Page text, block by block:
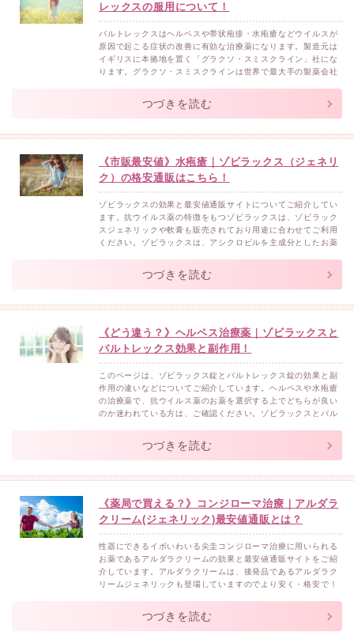
レックスの服用について！
バルトレックスはヘルペスや帯状疱疹・水疱瘡などウイルスが
原因で起こる症状の改善に有効な治療薬になります。製造元は
イギリスに本拠地を置く「グラクソ・スミスクライン」社にな
ります。グラクソ・スミスクラインは世界で最大手の製薬会社
ルペス※性器ヘルペスの再発抑制も含む単純疱疹単純ヘルペス
ウイルス感染症帯状疱疹水痘バルトレックスは、ウイルス感染
つづきを読む
《市販最安値》水疱瘡｜ゾビラックス（ジェネリ
ク）の格安通販はこちら！
ゾビラックスの効果と最安値通販サイトについてご紹介してい
ます。抗ウイルス薬の特徴をもつゾビラックスは、ゾビラック
スジェネリックや軟膏も販売されており用途に合わせてご利用
ください。ゾビラックスは、アシクロビルを主成分としたお薬
帯状疱疹性器ヘルペスゾビラックスは上記の症状の原因である
ウイルスの複製増加を阻止することで症状改善に導きます。特
つづきを読む
《どう違う？》ヘルペス治療薬｜ゾビラックスと
バルトレックス効果と副作用！
このページは、ゾビラックス錠とバルトレックス錠の効果と副
作用の違いなどについてご紹介しています。ヘルペスや水疱瘡
の治療薬で、抗ウイルス薬のお薬を選択する上でどちらが良い
のか迷われている方は、ご確認ください。ゾビラックスとバル
お薬の大きな違いは、薬効継続時間が長いか短いかになりま
す。バルトレックスは、ゾビラックスの改良版にあたりより長
つづきを読む
《薬局で買える？》コンジローマ治療｜アルダラ
クリーム(ジェネリック)最安値通販とは？
性器にできるイボいわいる尖圭コンジローマ治療に用いられる
お薬であるアルダラクリームの効果と最安値通販サイトをご紹
介しています。アルダラクリームは、後発品であるアルダラク
リームジェネリックも登場していますのでより安く・格安で！
た、尖圭コンジローマ用のお薬は、ドラッグストアや薬局など
では購入ができませんのでサプリメントやお薬を取り扱う個人
つづきを読む